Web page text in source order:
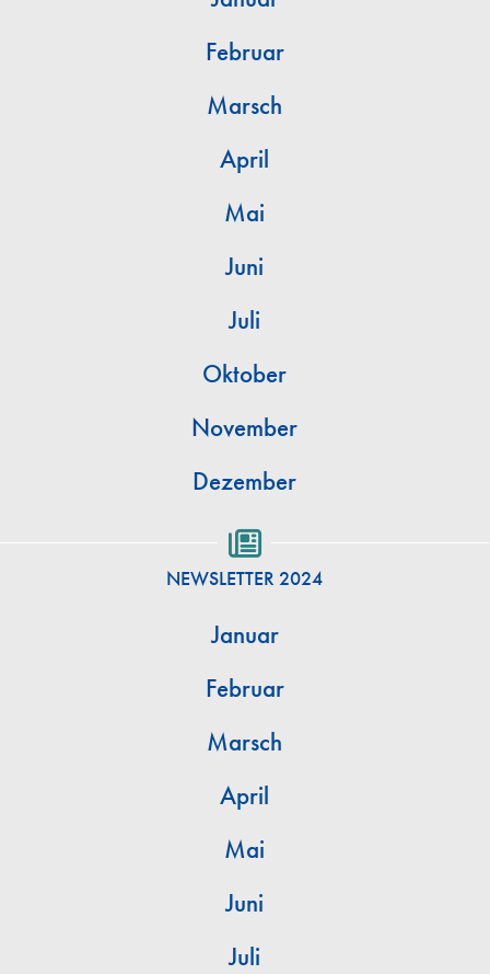
Februar
Marsch
April
Mai
Juni
Juli
Oktober
November
Dezember
NEWSLETTER 2024
Januar
Februar
Marsch
April
Mai
Juni
Juli